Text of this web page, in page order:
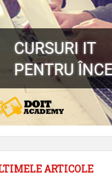
ARTICOLE